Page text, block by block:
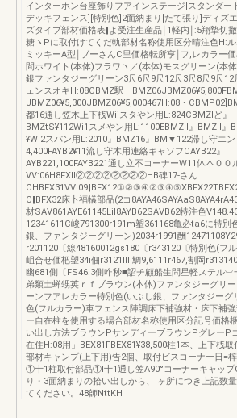
インターホン台座飾りフアインステージ[スタンダー
デッキフェンス][特別色]2面納まり[たて張り]ディズ
ズタイプ部材価格表‖よ受注生産品￨1軽内￨:5翔摯切
糖ヽPに取付けてくだ軌部材名称使用区分晴注色H:
ミッキーA型￨ブーさんC里価格転所亨￨フ,レカラー
間ホワイト(本体)フラワヽ／(本体)モスグリーン(本
銀ファンタジーグリーン3尺6尺9尺12尺3尺8尺9尺12
ェンスオキH:08CBMZ駅」
JBMZ06¥5,300JBMZ06¥5,000467H:08・
都16通し笠木上下桟Wiiスタやン用L:824CBMZlど』
BMZtS¥112Wi1スメやン用L:1100EBMZll』BMZll』
¥Wi2スパン用L:2010』BMZ16』BM▼122滞し守エ
4,400FAYB2¥11流し守木用連絡キャソフCAYB22』
AYB221,100FAYB221通し立不コーナーW11体本００
VV:06H8FXll②②②②②②②②HB碑17-さん
C‖BFX32床卜福犠部品(2コ
材SAV861AYE61145Lil8AYB62SAVB62特注色
12341611C峻791300r191m塑361168亀必ta6に特別
銀、ファンタジーグリーン)2034r1991酬
r201120〔線48160012gs180〔r343120〔特別色(フ
岨合せ価杷塑34i佃r3121llll鯛9,6111r467,割岡
幽681側〔FS46.3側咋秒■詔チ顧船生問星軽ステル︺
弟類土蝉甥英ｒｆブラウン(本体)ファンタジーグリー
ーンフアレカラー特別色(いぶし銀、ファンタジーグ
色(フルカラー)車フェンス陣調床下補強材・床下補
ー自在柱を使用する場合部材名称使用区分記号価格
い出し方法ブラウンPサンディーブラウンPグレーP
在住H:08用」BEX81FBEX81¥38,500柱1本、上下桟取
部材キャンプ(上下用)告2個、取付ビスコーナー日=
①十1柱取付部品①l十1通し笠A90°コーナーキャップ
り・3面納まりの拾い出しから、lヶ所につき上記数量
てください。48師NttKH